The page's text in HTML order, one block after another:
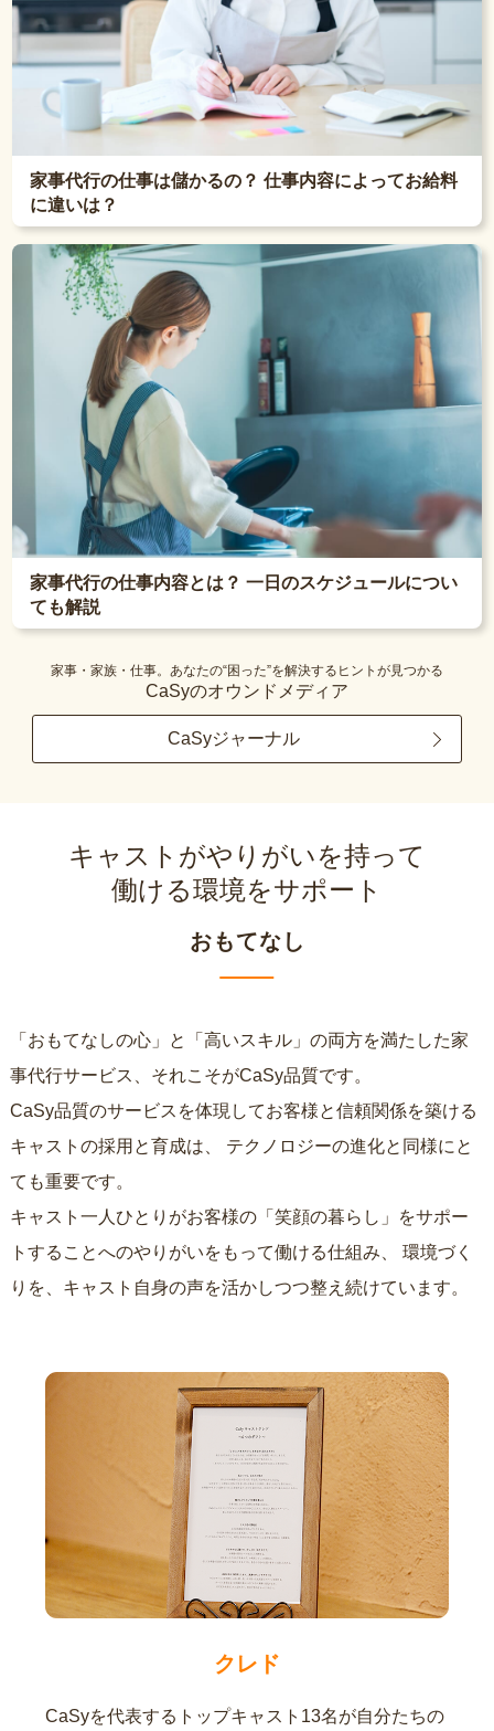
家事代行の仕事は儲かるの？ 仕事内容によってお給料
に違いは？
家事代行の仕事内容とは？ 一日のスケジュールについ
ても解説
家事・家族・仕事。あなたの“困った”を解決するヒントが見つかる
CaSyのオウンドメディア
CaSyジャーナル
キャストがやりがいを持って
働ける環境をサポート
おもてなし
「おもてなしの心」と「高いスキル」の両方を満たした家
事代行サービス、それこそがCaSy品質です。
CaSy品質のサービスを体現してお客様と信頼関係を築ける
キャストの採用と育成は、
ても重要です。
キャスト一人ひとりがお客様の「笑顔の暮らし」をサポー
トすることへのやりがいをもって働ける仕組み、
りを、キャスト自身の声を活かしつつ整え続けています。
クレド
CaSyを代表するトップキャスト13名が自分たちの